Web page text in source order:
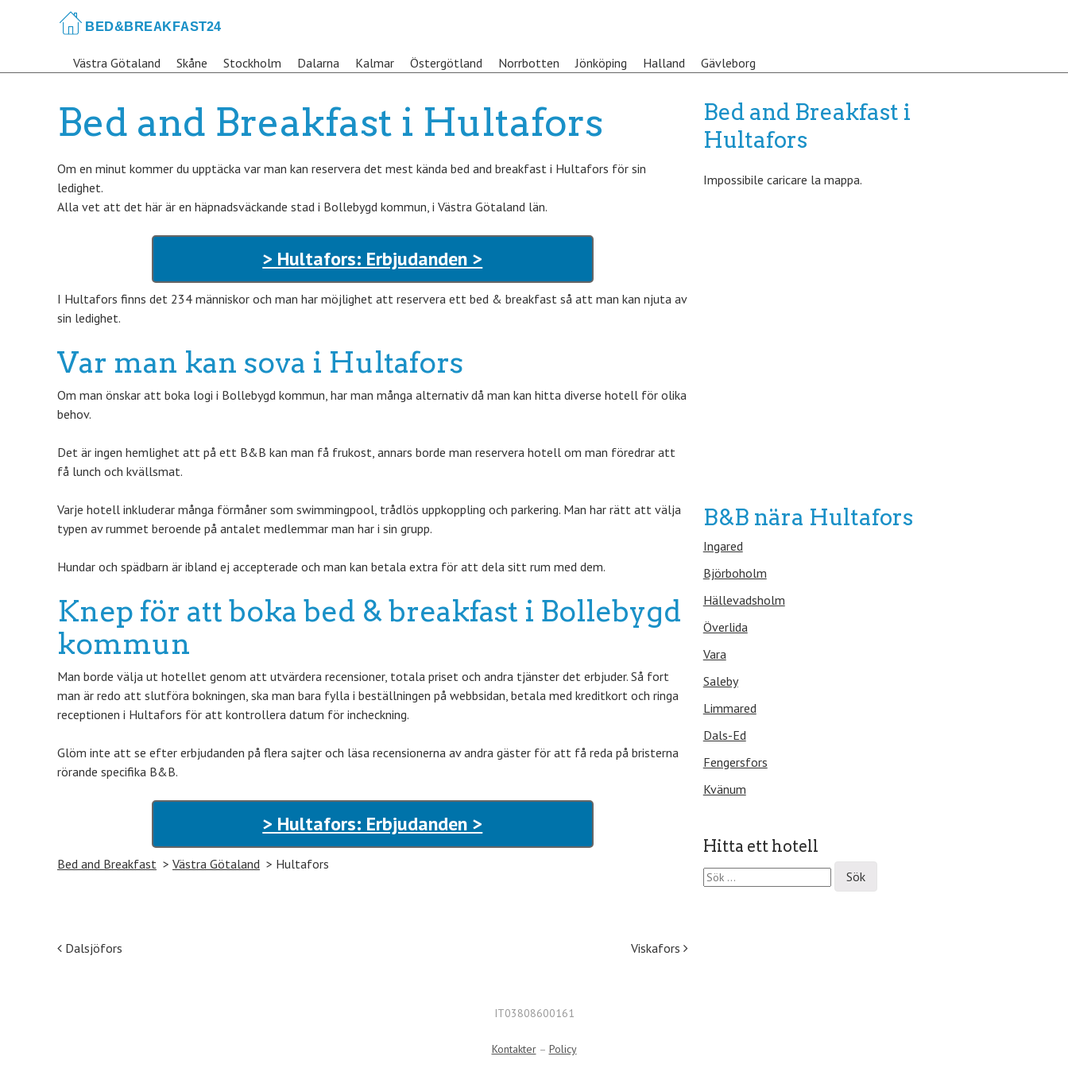
Västra Götaland Skåne Stockholm Dalarna Kalmar Östergötland Norrbotten Jönköping Halland Gävleborg
Bed and Breakfast i Hultafors
Om en minut kommer du upptäcka var man kan reservera det mest kända bed and breakfast i Hultafors för sin
ledighet.
Alla vet att det här är en häpnadsväckande stad i Bollebygd kommun, i Västra Götaland län.
> Hultafors: Erbjudanden >
I Hultafors finns det 234 människor och man har möjlighet att reservera ett bed & breakfast så att man kan njuta av
sin ledighet.
Var man kan sova i Hultafors
Om man önskar att boka logi i Bollebygd kommun, har man många alternativ då man kan hitta diverse hotell för olika
behov.
Det är ingen hemlighet att på ett B&B kan man få frukost, annars borde man reservera hotell om man föredrar att
få lunch och kvällsmat.
Varje hotell inkluderar många förmåner som swimmingpool, trådlös uppkoppling och parkering. Man har rätt att välja
typen av rummet beroende på antalet medlemmar man har i sin grupp.
Hundar och spädbarn är ibland ej accepterade och man kan betala extra för att dela sitt rum med dem.
Knep för att boka bed & breakfast i Bollebygd
kommun
Man borde välja ut hotellet genom att utvärdera recensioner, totala priset och andra tjänster det erbjuder. Så fort
man är redo att slutföra bokningen, ska man bara fylla i beställningen på webbsidan, betala med kreditkort och ringa
receptionen i Hultafors för att kontrollera datum för incheckning.
Glöm inte att se efter erbjudanden på flera sajter och läsa recensionerna av andra gäster för att få reda på bristerna
rörande specifika B&B.
> Hultafors: Erbjudanden >
Bed and Breakfast Västra Götaland Hultafors
Post navigation
Dalsjöfors Viskafors
Bed and Breakfast i
Hultafors
Impossibile caricare la mappa.
B&B nära Hultafors
Ingared
Björboholm
Hällevadsholm
Överlida
Vara
Saleby
Limmared
Dals-Ed
Fengersfors
Kvänum
Hitta ett hotell
S
ö
IT03808600161
Kontakter– Policy